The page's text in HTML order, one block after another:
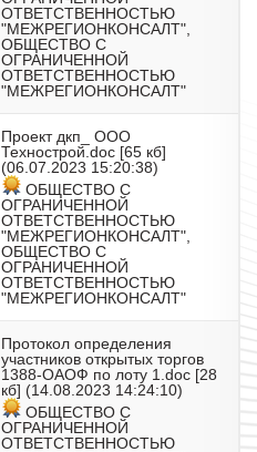
ОТВЕТСТВЕННОСТЬЮ
"МЕЖРЕГИОНКОНСАЛТ",
ОБЩЕСТВО С
ОГРАНИЧЕННОЙ
ОТВЕТСТВЕННОСТЬЮ
"МЕЖРЕГИОНКОНСАЛТ"
Проект дкп_ ООО
Технострой.doc [65 кб]
(06.07.2023 15:20:38)
ОБЩЕСТВО С
ОГРАНИЧЕННОЙ
ОТВЕТСТВЕННОСТЬЮ
"МЕЖРЕГИОНКОНСАЛТ",
ОБЩЕСТВО С
ОГРАНИЧЕННОЙ
ОТВЕТСТВЕННОСТЬЮ
"МЕЖРЕГИОНКОНСАЛТ"
Протокол определения
участников открытых торгов
1388-ОАОФ по лоту 1.doc [28
кб] (14.08.2023 14:24:10)
ОБЩЕСТВО С
ОГРАНИЧЕННОЙ
ОТВЕТСТВЕННОСТЬЮ